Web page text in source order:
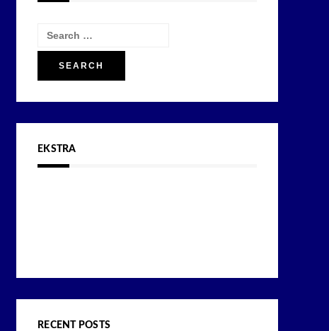
Search
for:
EKSTRA
RECENT POSTS